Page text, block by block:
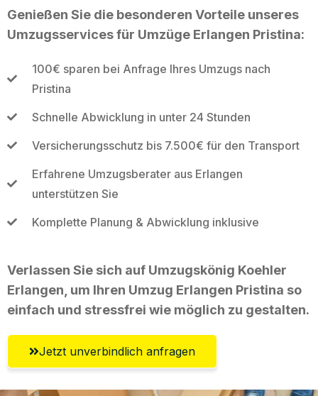
Genießen Sie die besonderen Vorteile unseres
Umzugsservices für Umzüge Erlangen Pristina:
100€ sparen bei Anfrage Ihres Umzugs nach
Pristina
Schnelle Abwicklung in unter 24 Stunden
Versicherungsschutz bis 7.500€ für den Transport
Erfahrene Umzugsberater aus Erlangen
unterstützen Sie
Komplette Planung & Abwicklung inklusive
Verlassen Sie sich auf Umzugskönig Koehler
Erlangen, um Ihren Umzug Erlangen Pristina so
einfach und stressfrei wie möglich zu gestalten.
Jetzt unverbindlich anfragen